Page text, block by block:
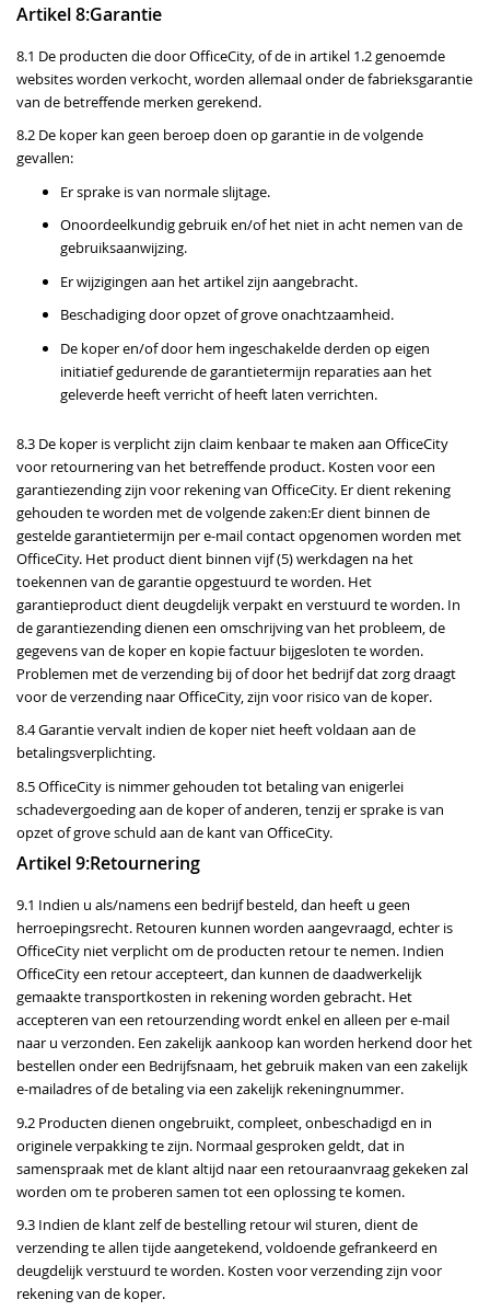
Artikel 8:Garantie
8.1 De producten die door OfficeCity, of de in artikel 1.2 genoemde
websites worden verkocht, worden allemaal onder de fabrieksgarantie
van de betreffende merken gerekend.
8.2 De koper kan geen beroep doen op garantie in de volgende
gevallen:
Er sprake is van normale slijtage.
Onoordeelkundig gebruik en/of het niet in acht nemen van de
gebruiksaanwijzing.
Er wijzigingen aan het artikel zijn aangebracht.
Beschadiging door opzet of grove onachtzaamheid.
De koper en/of door hem ingeschakelde derden op eigen
initiatief gedurende de garantietermijn reparaties aan het
geleverde heeft verricht of heeft laten verrichten.
8.3 De koper is verplicht zijn claim kenbaar te maken aan OfficeCity
voor retournering van het betreffende product. Kosten voor een
garantiezending zijn voor rekening van OfficeCity. Er dient rekening
gehouden te worden met de volgende zaken:Er dient binnen de
gestelde garantietermijn per e-mail contact opgenomen worden met
OfficeCity. Het product dient binnen vijf (5) werkdagen na het
toekennen van de garantie opgestuurd te worden. Het
garantieproduct dient deugdelijk verpakt en verstuurd te worden. In
de garantiezending dienen een omschrijving van het probleem, de
gegevens van de koper en kopie factuur bijgesloten te worden.
Problemen met de verzending bij of door het bedrijf dat zorg draagt
voor de verzending naar OfficeCity, zijn voor risico van de koper.
8.4 Garantie vervalt indien de koper niet heeft voldaan aan de
betalingsverplichting.
8.5 OfficeCity is nimmer gehouden tot betaling van enigerlei
schadevergoeding aan de koper of anderen, tenzij er sprake is van
opzet of grove schuld aan de kant van OfficeCity.
Artikel 9:Retournering
9.1 Indien u als/namens een bedrijf besteld, dan heeft u geen
herroepingsrecht. Retouren kunnen worden aangevraagd, echter is
OfficeCity niet verplicht om de producten retour te nemen. Indien
OfficeCity een retour accepteert, dan kunnen de daadwerkelijk
gemaakte transportkosten in rekening worden gebracht. Het
accepteren van een retourzending wordt enkel en alleen per e-mail
naar u verzonden. Een zakelijk aankoop kan worden herkend door het
bestellen onder een Bedrijfsnaam, het gebruik maken van een zakelijk
e-mailadres of de betaling via een zakelijk rekeningnummer.
9.2 Producten dienen ongebruikt, compleet, onbeschadigd en in
originele verpakking te zijn. Normaal gesproken geldt, dat in
samenspraak met de klant altijd naar een retouraanvraag gekeken zal
worden om te proberen samen tot een oplossing te komen.
9.3 Indien de klant zelf de bestelling retour wil sturen, dient de
verzending te allen tijde aangetekend, voldoende gefrankeerd en
deugdelijk verstuurd te worden. Kosten voor verzending zijn voor
rekening van de koper.